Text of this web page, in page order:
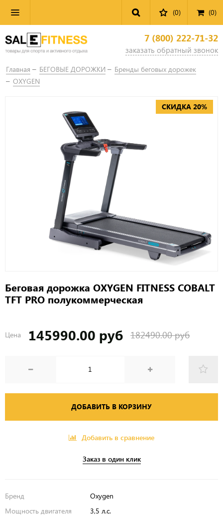
(0) (0)
7 (800) 222-71-32
заказать обратный звонок
Главная БЕГОВЫЕ ДОРОЖКИ
Бренды беговых дорожек
OXYGEN
СКИДКА 20%
Беговая дорожка OXYGEN FITNESS COBALT
TFT PRO полукоммерческая
Цена 145990.00 руб 182490.00 руб
ДОБАВИТЬ В КОРЗИНУ
Добавить в сравнение
Заказ в один клик
Бренд
Oxygen
Мощность двигателя
3,5 л.с.